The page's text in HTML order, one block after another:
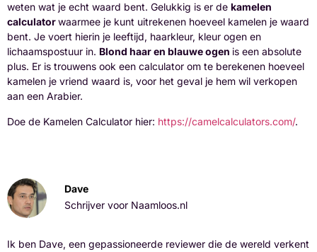
weten wat je echt waard bent. Gelukkig is er de kamelen
calculatorwaarmee je kunt uitrekenen hoeveel kamelen je waard
bent. Je voert hierin je leeftijd, haarkleur, kleur ogen en
lichaamspostuur in. Blond haar en blauwe ogen is een absolute
plus. Er is trouwens ook een calculator om te berekenen hoeveel
kamelen je vriend waard is, voor het geval je hem wil verkopen
aan een Arabier.
Doe de Kamelen Calculator hier: https://camelcalculators.com/.
Dave
Schrijver voor Naamloos.nl
Ik ben Dave, een gepassioneerde reviewer die de wereld verkent